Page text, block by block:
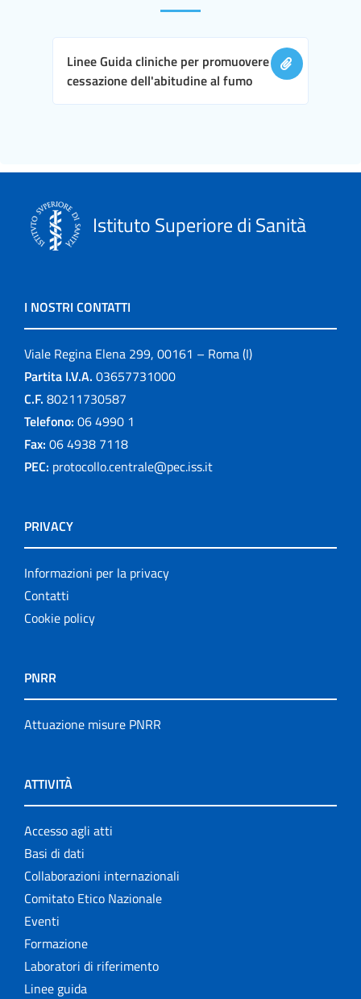
Linee Guida cliniche per promuovere la
cessazione dell'abitudine al fumo
Istituto Superiore di Sanità
I NOSTRI CONTATTI
Viale Regina Elena 299, 00161 – Roma (I)
Partita I.V.A. 03657731000
C.F. 80211730587
Telefono: 06 4990 1
Fax: 06 4938 7118
PEC: protocollo.centrale@pec.iss.it
PRIVACY
Informazioni per la privacy
Contatti
Cookie policy
PNRR
Attuazione misure PNRR
ATTIVITÀ
Accesso agli atti
Basi di dati
Collaborazioni internazionali
Comitato Etico Nazionale
Eventi
Formazione
Laboratori di riferimento
Linee guida